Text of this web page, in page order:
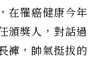
在罹癌健康今年
頒獎人，對話過
褲，帥氣挺拔的